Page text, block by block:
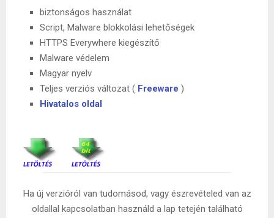
biztonságos használat
Script, Malware blokkolási lehetőségek
HTTPS Everywhere kiegészítő
Malware védelem
Magyar nyelv
Teljes verziós változat ( Freeware )
Hivatalos oldal
Ha új verzióról van tudomásod, vagy észrevételed van az
oldallal kapcsolatban használd a lap tetején található